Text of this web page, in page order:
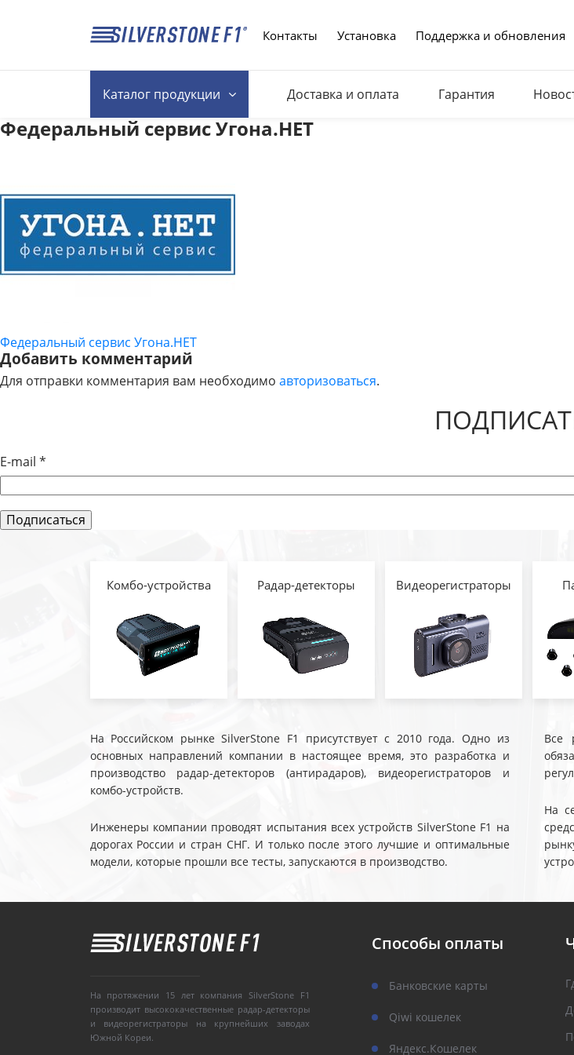
Контакты Установка Поддержка и обновления
Каталогпродукции Доставка и оплата Гарантия
Федеральный сервис Угона.НЕТ
НАВИГАЦИЯ
ПО
Федеральный сервис Угона.НЕТ
Добавить комментарий
Для отправки комментария вам необходимо авторизоваться.
E-mail *
Комбо-устройства Радар-детекторы Видеорегистраторы
На Российском рынке SilverStone F1 присутствует с 2010 года. Одно из
основных направлений компании в настоящее время, это разработка и
производство радар-детекторов (антирадаров), видеорегистраторов и
комбо-устройств.
Инженеры компании проводят испытания всех устройств SilverStone F1 на
дорогах России и стран СНГ. И только после этого лучшие и оптимальные
модели, которые прошли все тесты, запускаются в производство.
Все
На
На протяжении 15 лет компания SilverStone F1
производит высококачественные радар-детекторы
и видеорегистраторы на крупнейших заводах
Южной Кореи.
Способы оплаты
Банковские карты
Qiwi кошелек
Яндекс.Кошелек